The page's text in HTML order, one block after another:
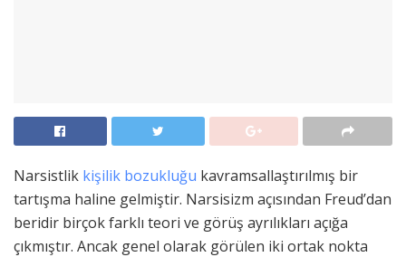
Narsistlik kişilik bozukluğu kavramsallaştırılmış bir
tartışma haline gelmiştir. Narsisizm açısından Freud’dan
beridir birçok farklı teori ve görüş ayrılıkları açığa
çıkmıştır. Ancak genel olarak görülen iki ortak nokta